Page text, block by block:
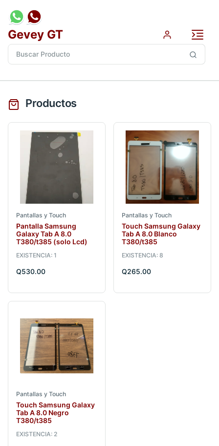
Gevey GT
Productos
Pantallas y Touch
Pantalla Samsung
Galaxy Tab A 8.0
T380/t385 (solo Lcd)
EXISTENCIA: 1
Q530.00
Pantallas y Touch
Touch Samsung Galaxy
Tab A 8.0 Blanco
T380/t385
EXISTENCIA: 8
Q265.00
Pantallas y Touch
Touch Samsung Galaxy
Tab A 8.0 Negro
T380/t385
EXISTENCIA: 2